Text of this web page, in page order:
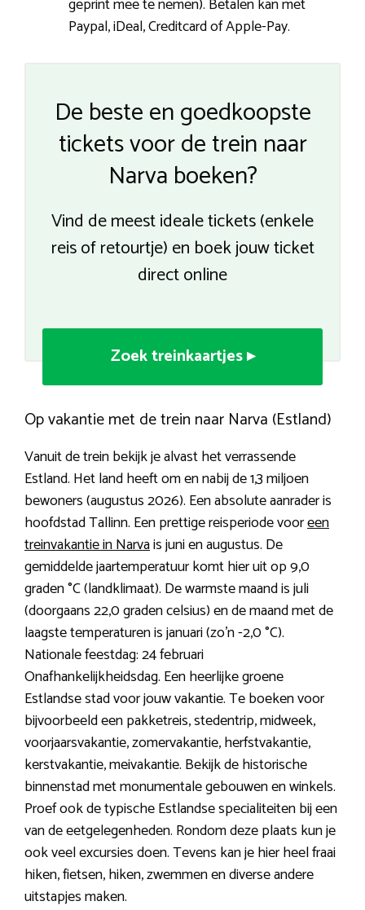
Paypal, iDeal, Creditcard of Apple-Pay.
De beste en goedkoopste
tickets voor de trein naar
Narva boeken?
Vind de meest ideale tickets (enkele
reis of retourtje) en boek jouw ticket
direct online
Zoek treinkaartjes ▸
Op vakantie met de trein naar Narva (Estland)
Vanuit de trein bekijk je alvast het verrassende
Estland. Het land heeft om en nabij de 1,3 miljoen
bewoners (augustus 2026). Een absolute aanrader is
hoofdstad Tallinn. Een prettige reisperiode vooreen
treinvakantie in Narvais juni en augustus. De
gemiddelde jaartemperatuur komt hier uit op 9,0
graden °C (landklimaat). De warmste maand is juli
(doorgaans 22,0 graden celsius) en de maand met de
laagste temperaturen is januari (zo’n -2,0 °C).
Nationale feestdag: 24 februari
Onafhankelijkheidsdag. Een heerlijke groene
Estlandse stad voor jouw vakantie. Te boeken voor
bijvoorbeeld een pakketreis, stedentrip, midweek,
voorjaarsvakantie, zomervakantie, herfstvakantie,
kerstvakantie, meivakantie. Bekijk de historische
binnenstad met monumentale gebouwen en winkels.
Proef ook de typische Estlandse specialiteiten bij een
van de eetgelegenheden. Rondom deze plaats kun je
ook veel excursies doen. Tevens kan je hier heel fraai
hiken, fietsen, hiken, zwemmen en diverse andere
uitstapjes maken.